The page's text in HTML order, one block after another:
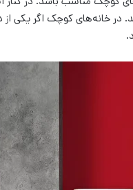
در خانه‌‌های کوچک اگر یکی از